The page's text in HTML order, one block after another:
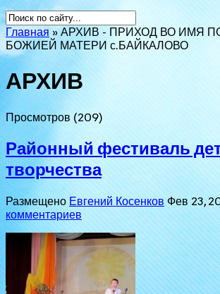
Главная »АРХИВ - ПРИХОД ВО ИМЯ
БОЖИЕЙ МАТЕРИ с.БАЙКАЛОВО
АРХИВ
Просмотров (209)
Районный фестиваль
творчества
РазмещеноЕвгений КосенковФев 23,
комментариев